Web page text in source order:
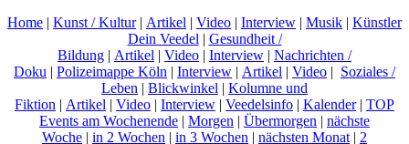
Home | Kunst / Kultur| Artikel | Video | Interview | Musik | Künstler
Dein Veedel | Gesundheit /
Bildung | Artikel | Video | Interview | Nachrichten /
Doku | Polizeimappe Köln | Interview | Artikel | Video | Soziales /
Leben | Blickwinkel | Kolumne und
Fiktion | Artikel | Video | Interview | Veedelsinfo | Kalender| TOP
Events am Wochenende | Morgen | Übermorgen | nächste
Woche | in 2 Wochen | in 3 Wochen | nächsten Monat | 2